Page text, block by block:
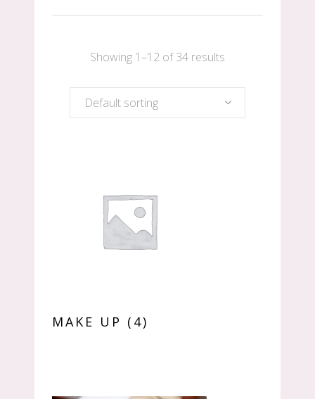
Showing 1–12 of 34 results
Default sorting
MAKE UP (4)